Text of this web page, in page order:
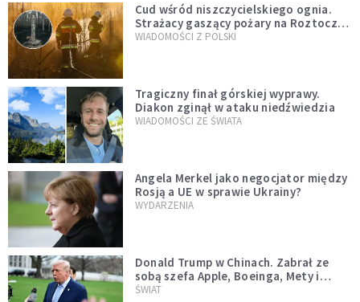
Cud wśród niszczycielskiego ognia.
Strażacy gaszący pożary na Roztoczu
opublikowali niezwykłe zdjęcie
WIADOMOŚCI Z POLSKI
Tragiczny finał górskiej wyprawy.
Diakon zginął w ataku niedźwiedzia
WIADOMOŚCI ZE ŚWIATA
Angela Merkel jako negocjator między
Rosją a UE w sprawie Ukrainy?
WYDARZENIA
Donald Trump w Chinach. Zabrał ze
sobą szefa Apple, Boeinga, Mety i
Muska
ŚWIAT